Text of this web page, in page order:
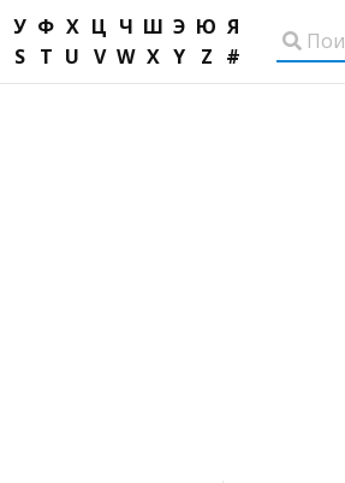
У Ф Х Ц Ч Ш Э Ю Я
S T U V W X Y Z #